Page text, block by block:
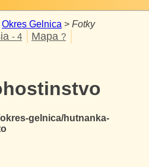
Okres Gelnica > Fotky
- 4 Mapa ?
gelnica/hutnanka-